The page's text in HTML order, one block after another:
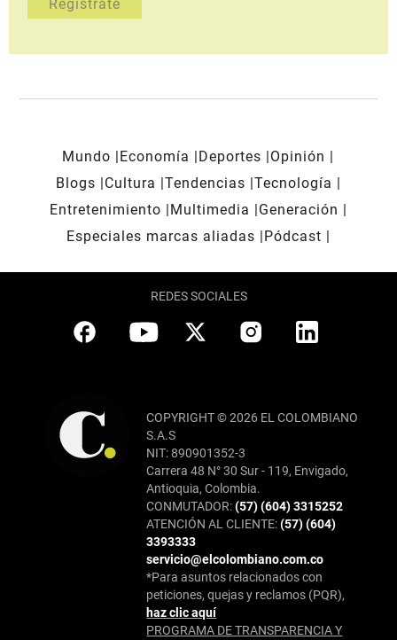
Mundo Economía Deportes
Opinión
Blogs
Cultura Tendencias Tecnología
Entretenimiento
Multimedia
Generación
Especiales marcas aliadas
Pódcast
REDES SOCIALES
COPYRIGHT © 2026 EL COLOMBIANO
S.A.S
NIT: 890901352-3
Carrera 48 N° 30 Sur - 119, Envigado,
Antioquia, Colombia.
CONMUTADOR:(57) (604) 3315252
ATENCIÓN AL CLIENTE:(57) (604)
3393333
servicio@elcolombiano.com.co
*Para asuntos relacionados con
peticiones, quejas y reclamos (PQR),
haz clic aquí
PROGRAMA DE TRANSPARENCIA Y